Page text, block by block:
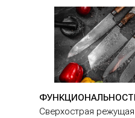
Сверхострая